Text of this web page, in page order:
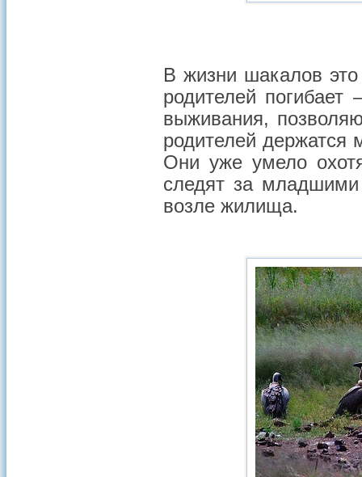
В жизни шакалов
родителей
выживания,
родителей
Они уже умело
следят за
возле жилища.